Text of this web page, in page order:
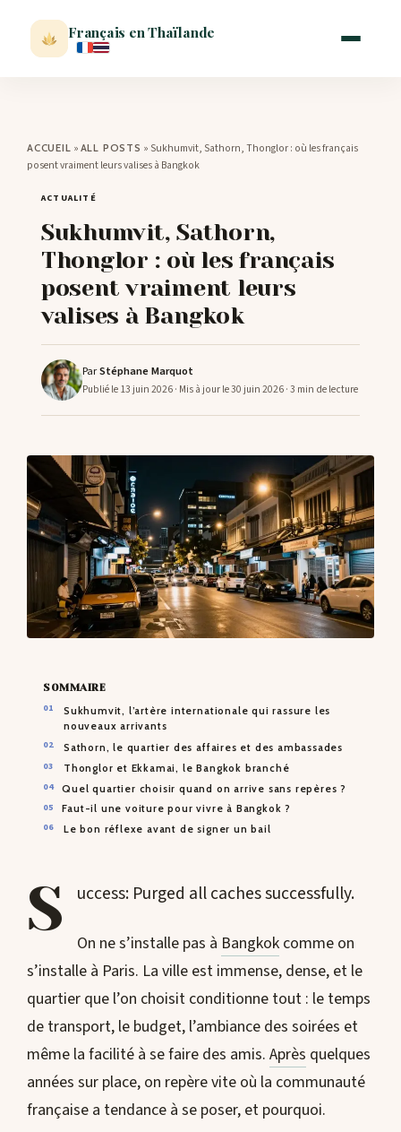
Français en Thaïlande
VISITER
MÉTÉO
EXPATRIATION
BLOG
CONTACTS
ACCUEIL » ALL POSTS » Sukhumvit, Sathorn, Thonglor : où les français
posent vraiment leurs valises à Bangkok
ACTUALITÉ
Sukhumvit, Sathorn,
Thonglor : où les français
posent vraiment leurs
valises à Bangkok
ParStéphane Marquot
Publié le 13 juin 2026· Mis à jour le 30 juin 2026· 3 min de lecture
SOMMAIRE
Sukhumvit, l’artère internationale qui rassure les
nouveaux arrivants
Sathorn, le quartier des affaires et des ambassades
Thonglor et Ekkamai, le Bangkok branché
Quel quartier choisir quand on arrive sans repères ?
Faut-il une voiture pour vivre à Bangkok ?
Le bon réflexe avant de signer un bail
S uccess: Purged all caches successfully.
On ne s’installe pas à Bangkok comme on
s’installe à Paris. La ville est immense, dense, et le
quartier que l’on choisit conditionne tout : le temps
de transport, le budget, l’ambiance des soirées et
même la facilité à se faire des amis. Après quelques
années sur place, on repère vite où la communauté
française a tendance à se poser, et pourquoi.